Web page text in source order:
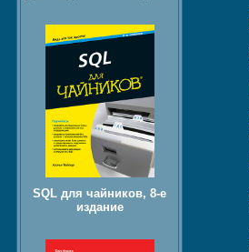
SQL для чайников, 8-е
издание